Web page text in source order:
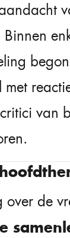
van
over de